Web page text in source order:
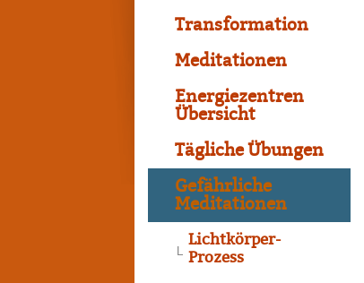
Transformation
Meditationen
Energiezentren
Übersicht
Tägliche Übungen
Gefährliche
Meditationen
Lichtkörper-
Prozess